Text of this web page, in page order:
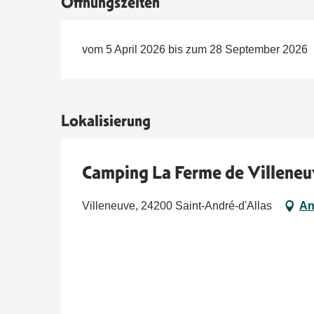
vom 5 April 2026 bis zum 28 September 2026
Lokalisierung
Camping La Ferme de
Villeneuve, 24200 Saint-André-d'Allas